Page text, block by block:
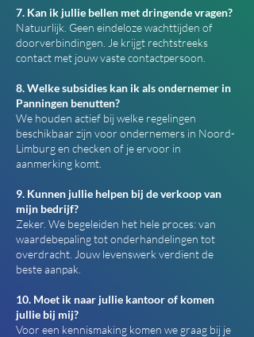
7. Kan ik jullie bellen met dringende vragen?
Natuurlijk. Geen eindeloze wachttijden of
doorverbindingen. Je krijgt rechtstreeks
contact met jouw vaste contactpersoon.
8. Welke subsidies kan ik als ondernemer in
Panningen benutten?
We houden actief bij welke regelingen
beschikbaar zijn voor ondernemers in Noord-
Limburg en checken of je ervoor in
aanmerking komt.
9. Kunnen jullie helpen bij de verkoop van
mijn bedrijf?
Zeker. We begeleiden het hele proces: van
waardebepaling tot onderhandelingen tot
overdracht. Jouw levenswerk verdient de
beste aanpak.
10. Moet ik naar jullie kantoor of komen
jullie bij mij?
Voor een kennismaking komen we graag bij je